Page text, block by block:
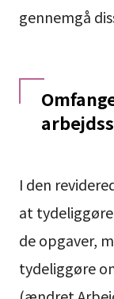
gennemgå
I den
at
de opgaver,
tydeliggøre